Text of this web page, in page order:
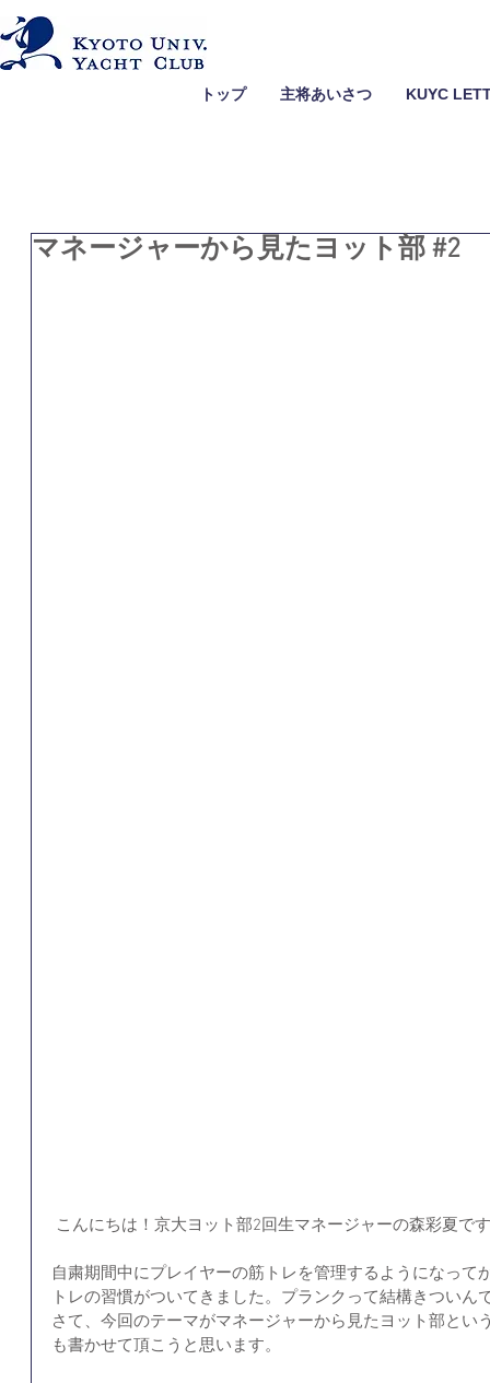
トップ 主将あいさつ KUYC
マネージャーから見たヨット部 #2
こんにちは！京大ヨット部2回生マネージャーの森彩夏で
自粛期間中にプレイヤーの筋トレを管理するようになって
トレの習慣がついてきました。プランクって結構きついん
さて、今回のテーマがマネージャーから見たヨット部とい
も書かせて頂こうと思います。